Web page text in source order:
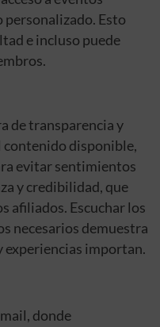
personalizado. Esto
e incluso puede
de transparencia y
contenido disponible,
evitar sentimientos
y credibilidad, que
afiliados. Escuchar los
necesarios demuestra
experiencias importan.
donde